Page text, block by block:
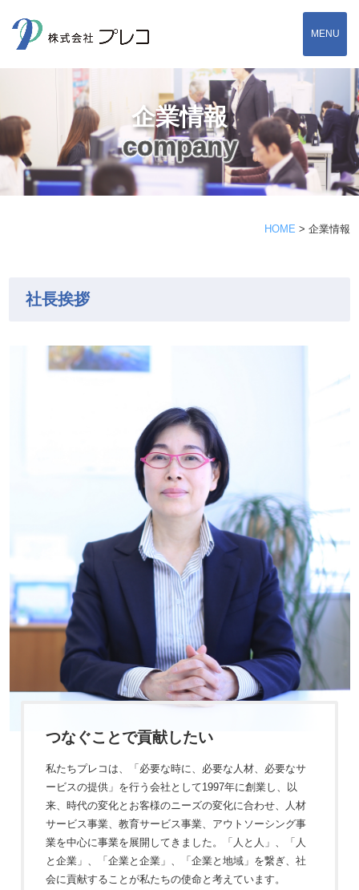
MENU
企業情報
company
HOME > 企業情報
社長挨拶
つなぐことで貢献したい
私たちプレコは、「必要な時に、必要な人材、必要なサ
ービスの提供」を行う会社として1997年に創業し、以
来、時代の変化とお客様のニーズの変化に合わせ、人材
サービス事業、教育サービス事業、アウトソーシング事
業を中心に事業を展開してきました。「人と人」、「人
と企業」、「企業と企業」、「企業と地域」を繋ぎ、社
会に貢献することが私たちの使命と考えています。